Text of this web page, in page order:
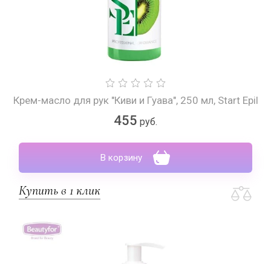
Крем-масло для рук "Киви и Гуава", 250 мл, Start Epil
455 руб.
В корзину
Купить в 1 клик